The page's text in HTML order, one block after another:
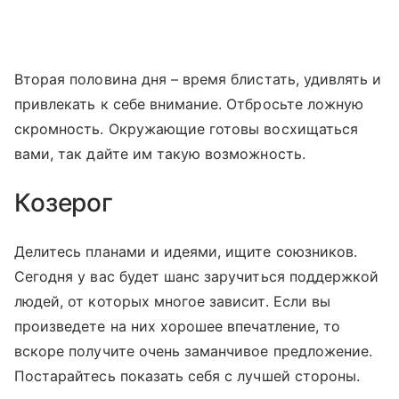
Вторая половина дня – время блистать, удивлять и
привлекать к себе внимание. Отбросьте ложную
скромность. Окружающие готовы восхищаться
вами, так дайте им такую возможность.
Козерог
Делитесь планами и идеями, ищите союзников.
Сегодня у вас будет шанс заручиться поддержкой
людей, от которых многое зависит. Если вы
произведете на них хорошее впечатление, то
вскоре получите очень заманчивое предложение.
Постарайтесь показать себя с лучшей стороны.